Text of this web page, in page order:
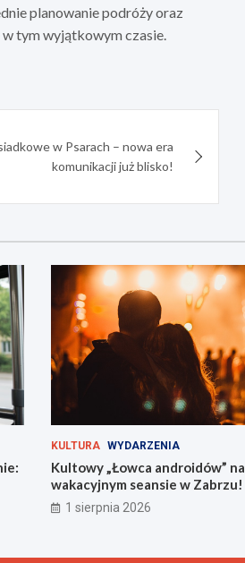
planowanie podróży oraz
w tym wyjątkowym czasie.
w Psarach – nowa era
komunikacji już blisko!
KULTURA WYDARZENIA
Kultowy „Łowca androidów” na
wakacyjnym seansie w Zabrzu!
1 sierpnia 2026